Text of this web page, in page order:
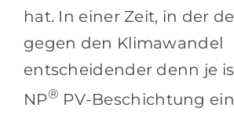
hat. In einer Zeit, in der
gegen den Klimawandel
entscheidender denn je
NP® PV-Beschichtung